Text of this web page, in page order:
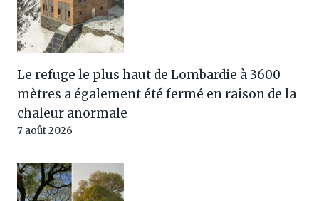
Le refuge le plus haut de Lombardie à 3600
mètres a également été fermé en raison de la
chaleur anormale
7 août 2026